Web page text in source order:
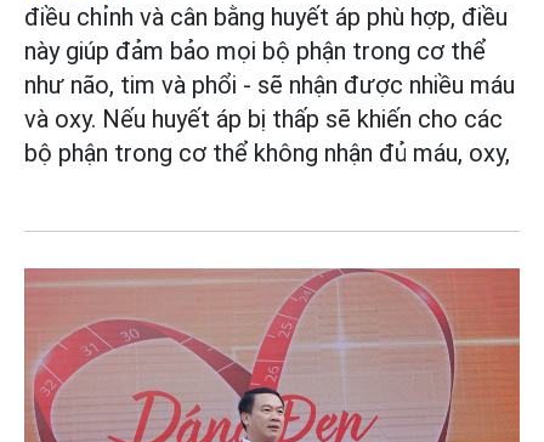
điều chỉnh và cân bằng huyết áp phù hợp, điều
này giúp đảm bảo mọi bộ phận trong cơ thể
như não, tim và phổi - sẽ nhận được nhiều máu
và oxy. Nếu huyết áp bị thấp sẽ khiến cho các
bộ phận trong cơ thể không nhận đủ máu, oxy,